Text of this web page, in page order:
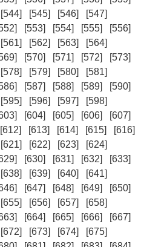
[544] [545] [546]
[547]
[553] [554] [555]
[556]
[561] [562] [563]
[564]
[570] [571] [572]
[573]
[578] [579] [580]
[581]
[587] [588] [589]
[590]
[595] [596] [597]
[598]
[604] [605] [606]
[607]
[612] [613] [614] [615]
[616]
[621] [622] [623]
[624]
[630] [631] [632]
[633]
[638] [639] [640]
[641]
[647] [648] [649]
[650]
[655] [656] [657]
[658]
[664] [665] [666]
[667]
[672] [673] [674]
[675]